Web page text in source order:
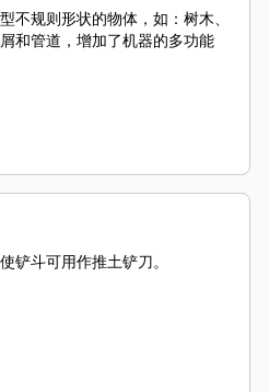
不规则形状的物体，如：树木、
和管道，增加了机器的多功能
铲斗可用作推土铲刀。